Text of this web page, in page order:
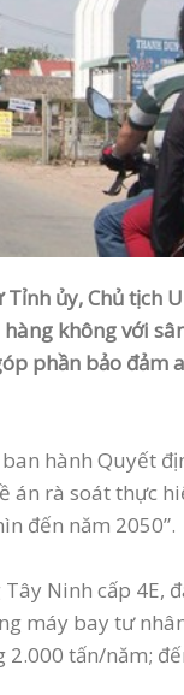
ủy, Chủ tịch
không với
phần bảo đảm
hành Quyết
án rà soát thực
đến năm 2050”.
Ninh cấp 4E,
máy bay tư
tấn/năm;